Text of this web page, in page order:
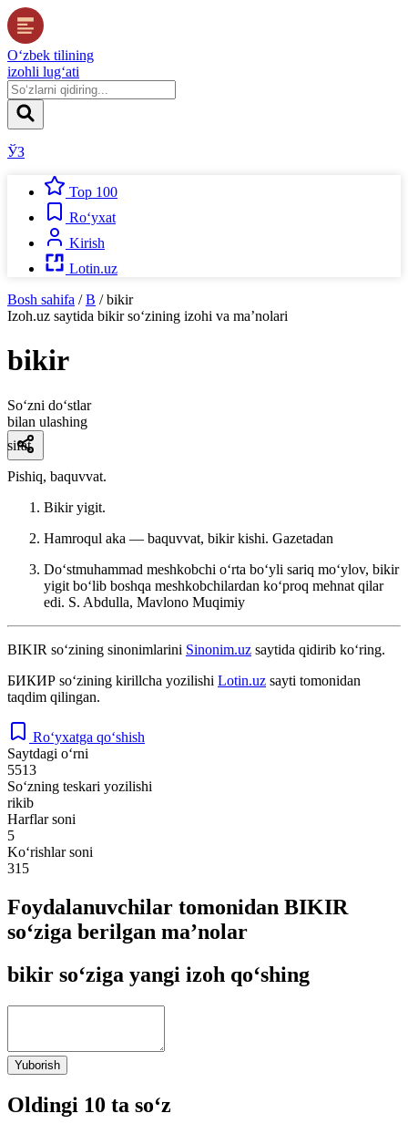
O‘zbek tilining
izohli lug‘ati
ЎЗ
Top 100
Ro‘yxat
Kirish
Lotin.uz
Bosh sahifa / B / bikir
Izoh.uz saytida bikirso‘zining izohi va ma’nolari
bikir
So‘zni do‘stlar
bilan ulashing
sifat
Pishiq, baquvvat.
Bikir yigit.
Hamroqul aka — baquvvat, bikir kishi. Gazetadan
Doʻstmuhammad meshkobchi oʻrta boʻyli sariq moʻylov, bikir
yigit boʻlib boshqa meshkobchilardan koʻproq mehnat qilar
edi. S. Abdulla, Mavlono Muqimiy
BIKIR so‘zining sinonimlarini Sinonim.uz saytida qidirib ko‘ring.
БИКИР so‘zining kirillcha yozilishi Lotin.uz sayti tomonidan
taqdim qilingan.
Ro‘yxatga qo‘shish
Saytdagi o‘rni
5513
So‘zning teskari yozilishi
rikib
Harflar soni
5
Ko‘rishlar soni
315
Foydalanuvchilar tomonidan BIKIR
so‘ziga berilgan ma’nolar
bikir so‘ziga yangi izoh qo‘shing
Yuborish
Oldingi 10 ta so‘z